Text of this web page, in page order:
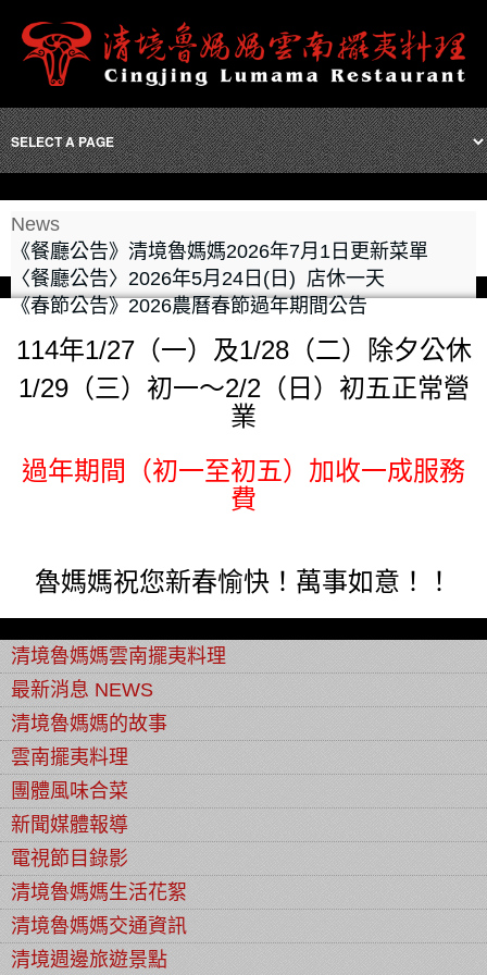
News
《餐廳公告》清境魯媽媽2026年7月1日更新菜單
〈餐廳公告〉2026年5月24日(日) 店休一天
《春節公告》2026農曆春節過年期間公告
114年1/27（一）及1/28（二）除夕公休
1/29（三）初一～2/2（日）初五正常營
業
過年期間（初一至初五）加收一成服務
費
魯媽媽祝您新春愉快！萬事如意！！
清境魯媽媽雲南擺夷料理
最新消息 NEWS
清境魯媽媽的故事
雲南擺夷料理
團體風味合菜
新聞媒體報導
電視節目錄影
清境魯媽媽生活花絮
清境魯媽媽交通資訊
清境週邊旅遊景點